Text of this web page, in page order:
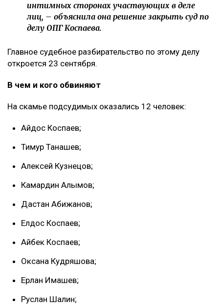
интимных сторонах участвующих в деле
лиц, – объяснила она решение закрыть суд по
делу ОПГ Коспаева.
Главное судебное разбирательство по этому делу
откроется 23 сентября.
В чем и кого обвиняют
На скамье подсудимых оказались 12 человек:
Айдос Коспаев;
Тимур Танашев;
Алексей Кузнецов;
Камардин Алымов;
Дастан Абижанов;
Елдос Коспаев;
Айбек Коспаев;
Оксана Кудряшова;
Ерлан Имашев;
Руслан Шалин;